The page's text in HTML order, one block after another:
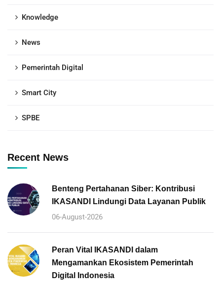
Knowledge
News
Pemerintah Digital
Smart City
SPBE
Recent News
Benteng Pertahanan Siber: Kontribusi
IKASANDI Lindungi Data Layanan Publik
06-August-2026
Peran Vital IKASANDI dalam
Mengamankan Ekosistem Pemerintah
Digital Indonesia